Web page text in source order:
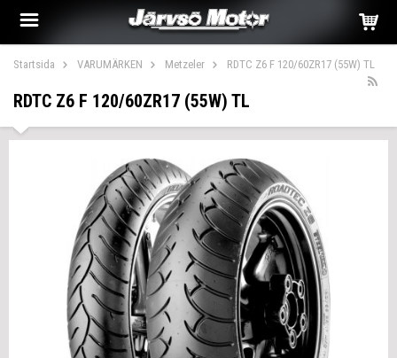
Startsida VARUMÄRKEN Metzeler RDTC Z6 F 120/60ZR17 (55W) TL
RDTC Z6 F 120/60ZR17 (55W) TL